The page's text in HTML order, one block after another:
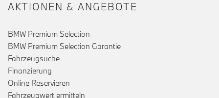
AKTIONEN & ANGEBOTE
BMW Premium Selection
BMW Premium Selection Garantie
Fahrzeugsuche
Finanzierung
Online Reservieren
Fahrzeugwert ermitteln